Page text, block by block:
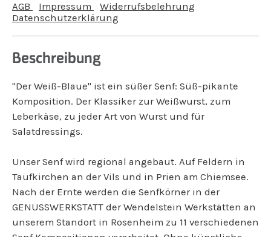
AGB
Impressum
Widerrufsbelehrung
Datenschutzerklärung
Beschreibung
"Der Weiß-Blaue" ist ein süßer Senf: Süß-pikante
Komposition. Der Klassiker zur Weißwurst, zum
Leberkäse, zu jeder Art von Wurst und für
Salatdressings.
Unser Senf wird regional angebaut. Auf Feldern in
Taufkirchen an der Vils und in Prien am Chiemsee.
Nach der Ernte werden die Senfkörner in der
GENUSSWERKSTATT der Wendelstein Werkstätten an
unserem Standort in Rosenheim zu 11 verschiedenen